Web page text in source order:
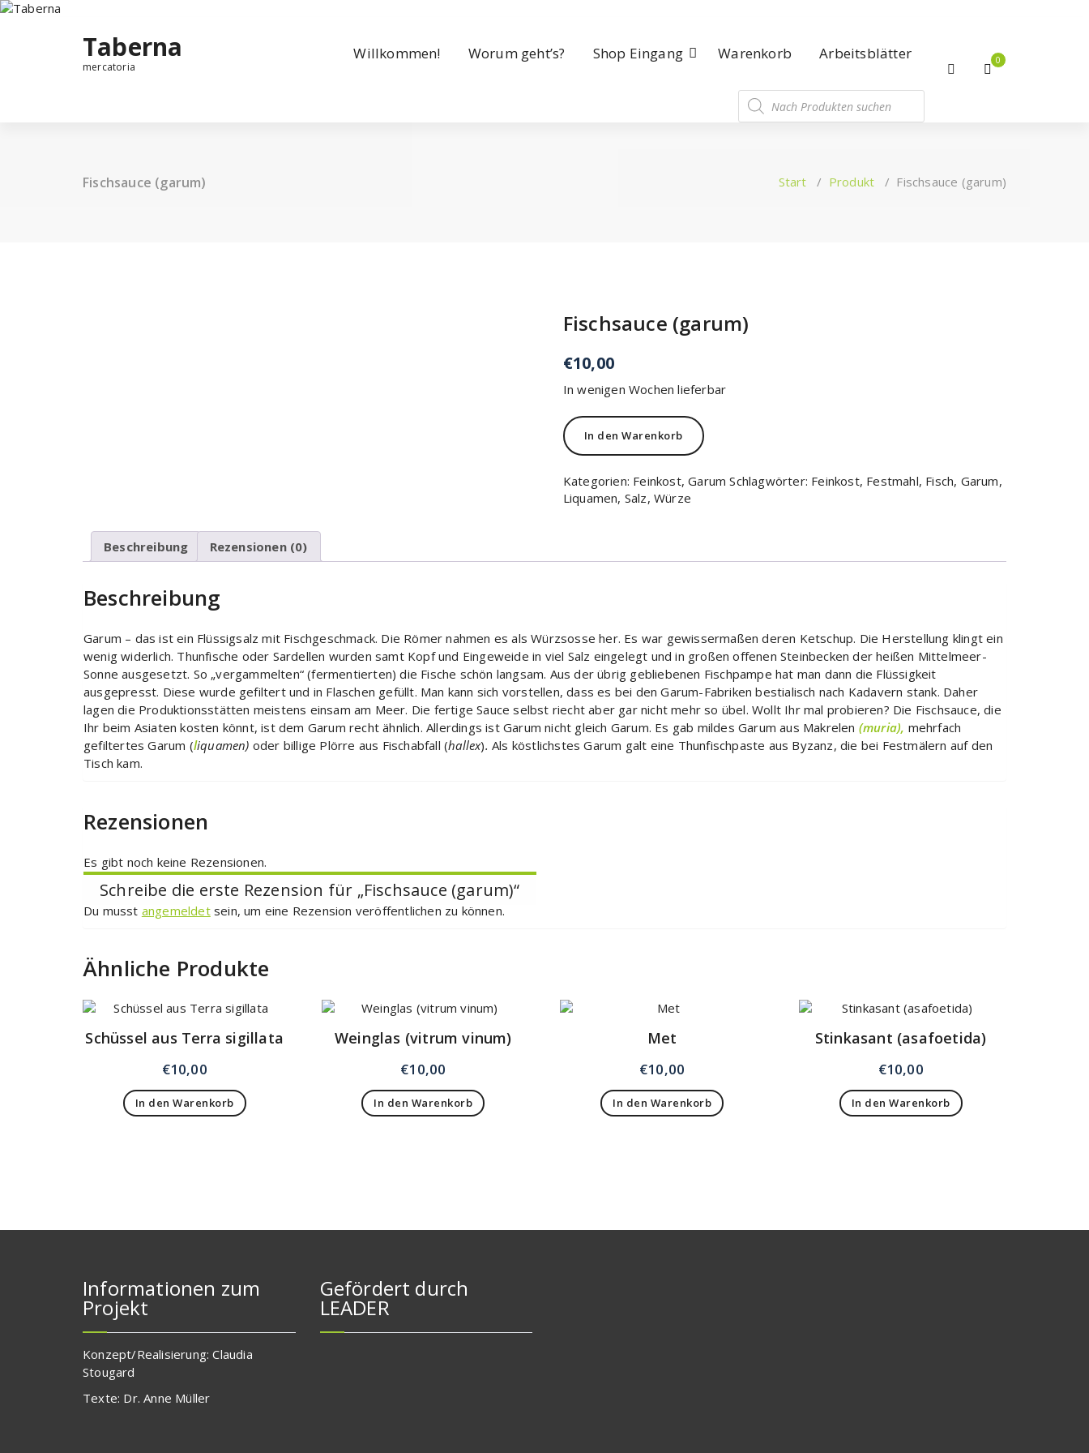
Taberna
mercatoria
Willkommen! Worum geht’s? Shop Eingang Warenkorb Arbeitsblätter 0
Fischsauce (garum) Start / Produkt / Fischsauce (garum)
Fischsauce (garum)
€10,00
In wenigen Wochen lieferbar
In den Warenkorb
Kategorien: Feinkost,Garum Schlagwörter: Feinkost, Festmahl, Fisch, Garum,
Liquamen, Salz,Würze
Beschreibung Rezensionen (0)
Beschreibung
Garum – das ist ein Flüssigsalz mit Fischgeschmack. Die Römer nahmen es als Würzsosse her. Es war gewissermaßen deren Ketschup. Die Herstellung klingt ein
wenig widerlich. Thunfische oder Sardellen wurden samt Kopf und Eingeweide in viel Salz eingelegt und in großen offenen Steinbecken der heißen Mittelmeer-
Sonne ausgesetzt. So „vergammelten“ (fermentierten) die Fische schön langsam. Aus der übrig gebliebenen Fischpampe hat man dann die Flüssigkeit
ausgepresst. Diese wurde gefiltert und in Flaschen gefüllt. Man kann sich vorstellen, dass es bei den Garum-Fabriken bestialisch nach Kadavern stank. Daher
lagen die Produktionsstätten meistens einsam am Meer. Die fertige Sauce selbst riecht aber gar nicht mehr so übel. Wollt Ihr mal probieren? Die Fischsauce, die
Ihr beim Asiaten kosten könnt, ist dem Garum recht ähnlich. Allerdings ist Garum nicht gleich Garum. Es gab mildes Garum aus Makrelen (muria), mehrfach
gefiltertes Garum (liquamen) oder billige Plörre aus Fischabfall (hallex).Als köstlichstes Garum galt eine Thunfischpaste aus Byzanz, die bei Festmälern auf den
Tisch kam.
Rezensionen
Es gibt noch keine Rezensionen.
Schreibe die erste Rezension für „Fischsauce (garum)“
Du musst angemeldetsein, um eine Rezension veröffentlichen zu können.
Ähnliche Produkte
Schüssel aus Terra sigillata
€10,00
In den Warenkorb
Weinglas (vitrum vinum)
€10,00
In den Warenkorb
Met
€10,00
In den Warenkorb
Stinkasant (asafoetida)
€10,00
In den Warenkorb
Informationen zum
Projekt
Konzept/Realisierung: Claudia
Stougard
Texte: Dr. Anne Müller
Gefördert durch
LEADER